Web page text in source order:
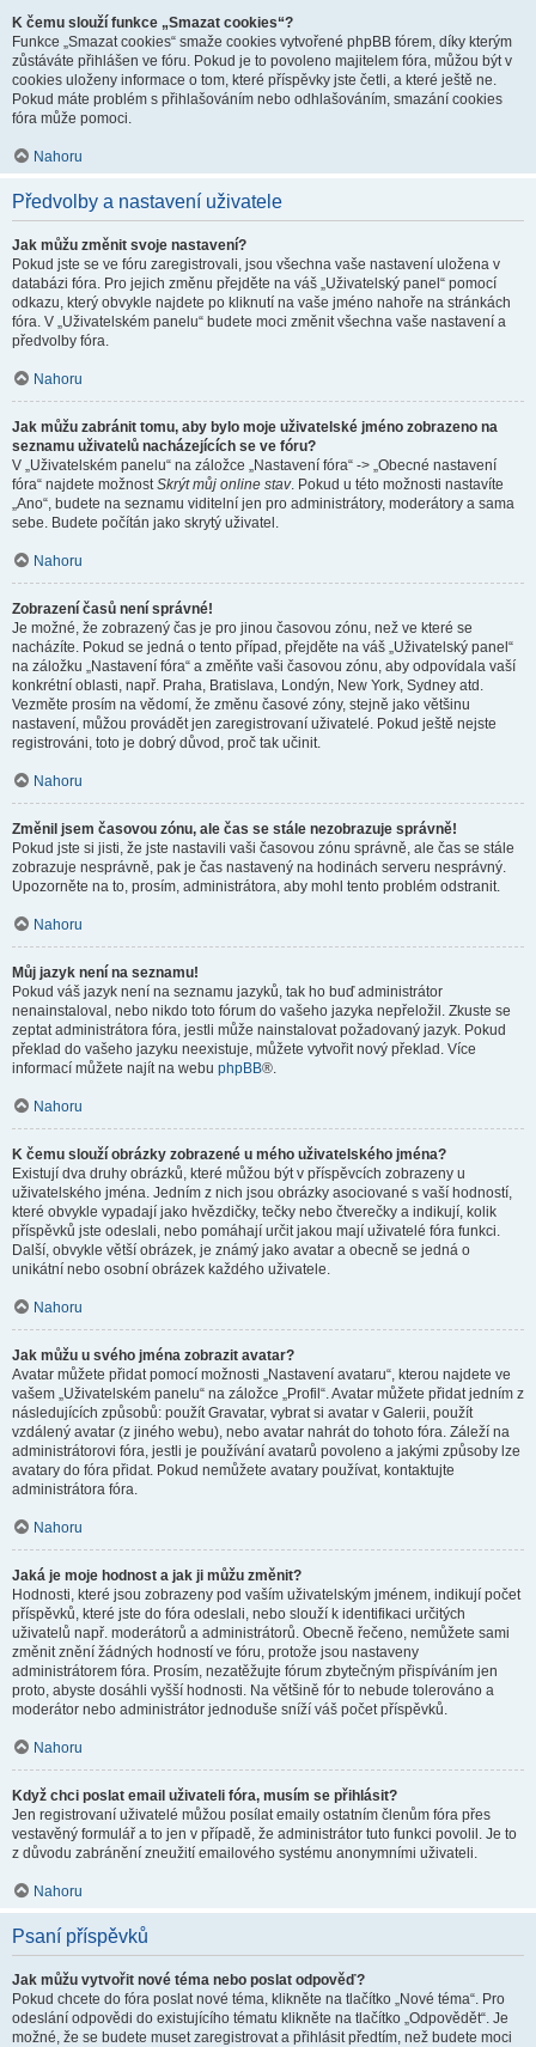
K čemu slouží funkce „Smazat cookies“?
Funkce „Smazat cookies“ smaže cookies vytvořené phpBB fórem, díky kterým
zůstáváte přihlášen ve fóru. Pokud je to povoleno majitelem fóra, můžou být v
cookies uloženy informace o tom, které příspěvky jste četli, a které ještě ne.
Pokud máte problém s přihlašováním nebo odhlašováním, smazání cookies
fóra může pomoci.
Nahoru
Předvolby a nastavení uživatele
Jak můžu změnit svoje nastavení?
Pokud jste se ve fóru zaregistrovali, jsou všechna vaše nastavení uložena v
databázi fóra. Pro jejich změnu přejděte na váš „Uživatelský panel“ pomocí
odkazu, který obvykle najdete po kliknutí na vaše jméno nahoře na stránkách
fóra. V „Uživatelském panelu“ budete moci změnit všechna vaše nastavení a
předvolby fóra.
Nahoru
Jak můžu zabránit tomu, aby bylo moje uživatelské jméno zobrazeno na
seznamu uživatelů nacházejících se ve fóru?
V „Uživatelském panelu“ na záložce „Nastavení fóra“ -> „Obecné nastavení
fóra“ najdete možnostSkrýt můj online stav. Pokud u této možnosti nastavíte
„Ano“, budete na seznamu viditelní jen pro administrátory, moderátory a sama
sebe. Budete počítán jako skrytý uživatel.
Nahoru
Zobrazení časů není správné!
Je možné, že zobrazený čas je pro jinou časovou zónu, než ve které se
nacházíte. Pokud se jedná o tento případ, přejděte na váš „Uživatelský panel“
na záložku „Nastavení fóra“ a změňte vaši časovou zónu, aby odpovídala vaší
konkrétní oblasti, např. Praha, Bratislava, Londýn, New York, Sydney atd.
Vezměte prosím na vědomí, že změnu časové zóny, stejně jako většinu
nastavení, můžou provádět jen zaregistrovaní uživatelé. Pokud ještě nejste
registrováni, toto je dobrý důvod, proč tak učinit.
Nahoru
Změnil jsem časovou zónu, ale čas se stále nezobrazuje správně!
Pokud jste si jisti, že jste nastavili vaši časovou zónu správně, ale čas se stále
zobrazuje nesprávně, pak je čas nastavený na hodinách serveru nesprávný.
Upozorněte na to, prosím, administrátora, aby mohl tento problém odstranit.
Nahoru
Můj jazyk není na seznamu!
Pokud váš jazyk není na seznamu jazyků, tak ho buď administrátor
nenainstaloval, nebo nikdo toto fórum do vašeho jazyka nepřeložil. Zkuste se
zeptat administrátora fóra, jestli může nainstalovat požadovaný jazyk. Pokud
překlad do vašeho jazyku neexistuje, můžete vytvořit nový překlad. Více
informací můžete najít na webu phpBB®.
Nahoru
K čemu slouží obrázky zobrazené u mého uživatelského jména?
Existují dva druhy obrázků, které můžou být v příspěvcích zobrazeny u
uživatelského jména. Jedním z nich jsou obrázky asociované s vaší hodností,
které obvykle vypadají jako hvězdičky, tečky nebo čtverečky a indikují, kolik
příspěvků jste odeslali, nebo pomáhají určit jakou mají uživatelé fóra funkci.
Další, obvykle větší obrázek, je známý jako avatar a obecně se jedná o
unikátní nebo osobní obrázek každého uživatele.
Nahoru
Jak můžu u svého jména zobrazit avatar?
Avatar můžete přidat pomocí možnosti „Nastavení avataru“, kterou najdete ve
vašem „Uživatelském panelu“ na záložce „Profil“. Avatar můžete přidat jedním z
následujících způsobů: použít Gravatar, vybrat si avatar v Galerii, použít
vzdálený avatar (z jiného webu), nebo avatar nahrát do tohoto fóra. Záleží na
administrátorovi fóra, jestli je používání avatarů povoleno a jakými způsoby lze
avatary do fóra přidat. Pokud nemůžete avatary používat, kontaktujte
administrátora fóra.
Nahoru
Jaká je moje hodnost a jak ji můžu změnit?
Hodnosti, které jsou zobrazeny pod vaším uživatelským jménem, indikují počet
příspěvků, které jste do fóra odeslali, nebo slouží k identifikaci určitých
uživatelů např. moderátorů a administrátorů. Obecně řečeno, nemůžete sami
změnit znění žádných hodností ve fóru, protože jsou nastaveny
administrátorem fóra. Prosím, nezatěžujte fórum zbytečným přispíváním jen
proto, abyste dosáhli vyšší hodnosti. Na většině fór to nebude tolerováno a
moderátor nebo administrátor jednoduše sníží váš počet příspěvků.
Nahoru
Když chci poslat email uživateli fóra, musím se přihlásit?
Jen registrovaní uživatelé můžou posílat emaily ostatním členům fóra přes
vestavěný formulář a to jen v případě, že administrátor tuto funkci povolil. Je to
z důvodu zabránění zneužití emailového systému anonymními uživateli.
Nahoru
Psaní příspěvků
Jak můžu vytvořit nové téma nebo poslat odpověď?
Pokud chcete do fóra poslat nové téma, klikněte na tlačítko „Nové téma“. Pro
odeslání odpovědi do existujícího tématu klikněte na tlačítko „Odpovědět“. Je
možné, že se budete muset zaregistrovat a přihlásit předtím, než budete moci